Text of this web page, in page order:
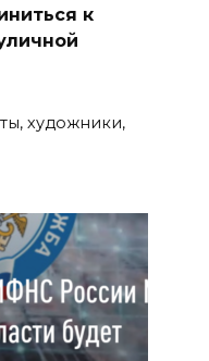
к
художники,